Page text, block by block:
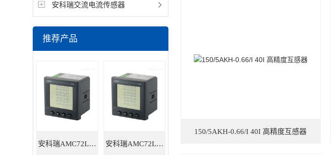
安科瑞交流电流传感器
推荐产品
安科瑞AMC72L-E4/HKC智能电力仪表 安科瑞AMC72L-E4/KC三相多功能智能电力仪表
150/5AKH-0.66/I 40I 高精度互感器